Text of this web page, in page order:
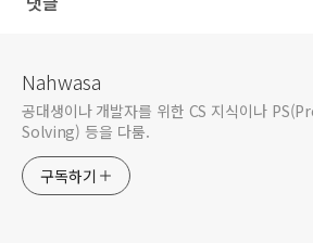
Nahwasa
공대생이나 개발자를 위한 CS 지식이나
Solving) 등을 다룸.
구독하기